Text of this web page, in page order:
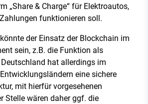
„Share & Charge“ für Elektroautos,
funktionieren soll.
der Einsatz der Blockchain im
sein, z.B. die Funktion als
hat allerdings im
eine sichere
mit hierfür vorgesehenen
Stelle wären daher ggf. die